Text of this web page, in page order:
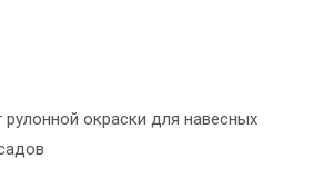
окраски для навесных